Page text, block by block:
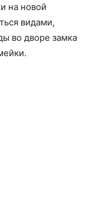
на новой
видами,
во дворе замка